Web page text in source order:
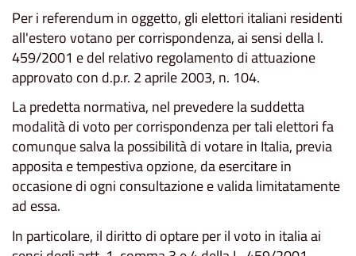
Per i referendum in oggetto, gli elettori italiani residenti
all'estero votano per corrispondenza, ai sensi della l.
459/2001 e del relativo regolamento di attuazione
approvato con d.p.r. 2 aprile 2003, n. 104.
La predetta normativa, nel prevedere la suddetta
modalità di voto per corrispondenza per tali elettori fa
comunque salva la possibilità di votare in Italia, previa
apposita e tempestiva opzione, da esercitare in
occasione di ogni consultazione e valida limitatamente
ad essa.
In particolare, il diritto di optare per il voto in italia ai